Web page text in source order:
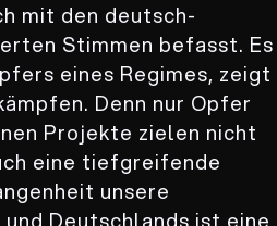
mit den deutsch-
Stimmen befasst. Es
eines Regimes, zeigt
Denn nur Opfer
Projekte zielen nicht
eine tiefgreifende
unsere